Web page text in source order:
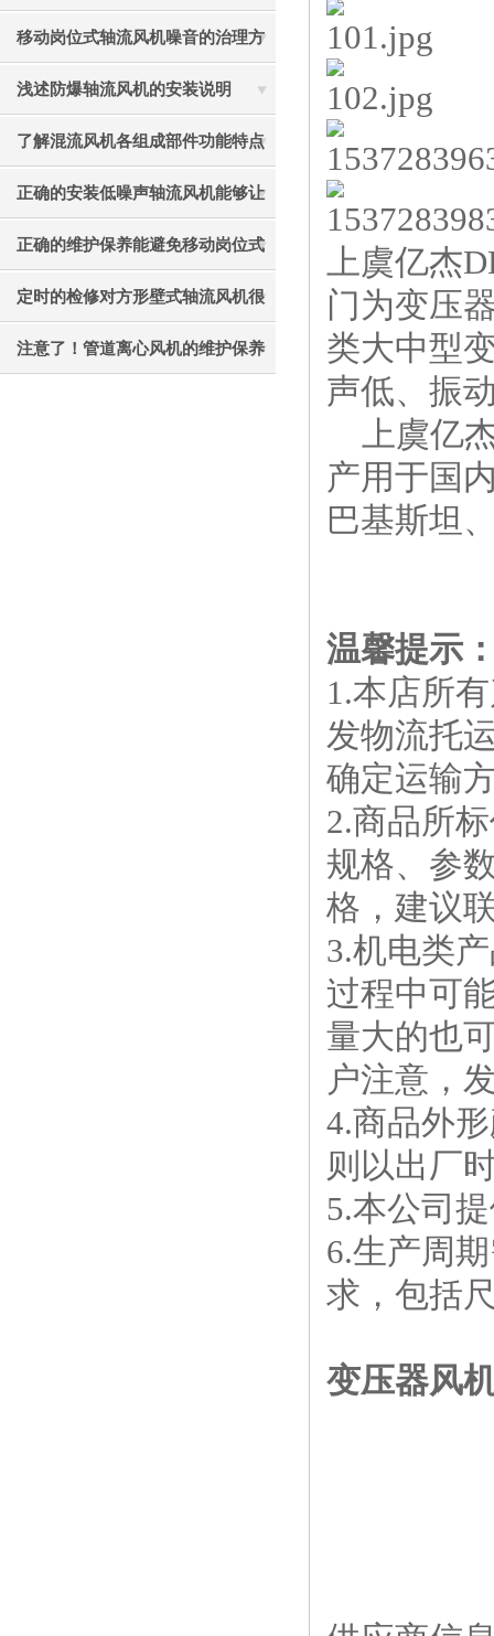
顶风机有效性的关键
移动岗位式轴流风机噪音的治理方
法介绍
浅述防爆轴流风机的安装说明
了解混流风机各组成部件功能特点
才能更好的使用它
正确的安装低噪声轴流风机能够让
其效果发挥的更好
正确的维护保养能避免移动岗位式
轴流风机被外力破坏
定时的检修对方形壁式轴流风机很
有必要
注意了！管道离心风机的维护保养
上虞亿杰
门为变压
类大中型
声低、振
上虞亿
产用于国
巴基斯坦
温馨提示
1.本店所
发物流托
确定运输
2.商品所
规格、参
格，建议
3.机电类
过程中可
量大的也
户注意，
4.商品外
则以出厂
5.本公司
6.生产周
求，包括
变压器风